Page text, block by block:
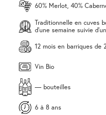
60% Merlot, 40%
Traditionnelle en cuves
d'une semaine suivie
12 mois en barriques de
Vin Bio
— bouteilles
6 à 8 ans